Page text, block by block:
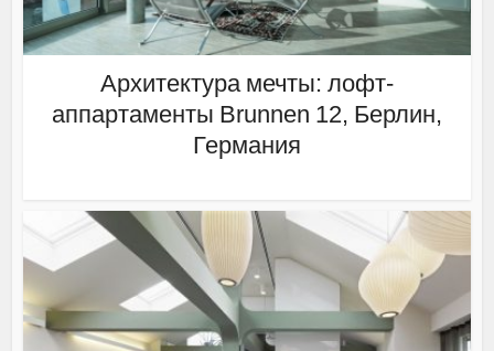
Архитектура мечты: лофт-
аппартаменты Brunnen 12, Берлин,
Германия